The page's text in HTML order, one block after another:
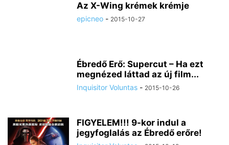
Az X-Wing krémek krémje
epicneo - 2015-10-27
Ébredő Erő: Supercut – Ha ezt
megnézed láttad az új film...
Inquisitor Voluntas - 2015-10-26
FIGYELEM!!! 9-kor indul a
jegyfoglalás az Ébredő erőre!